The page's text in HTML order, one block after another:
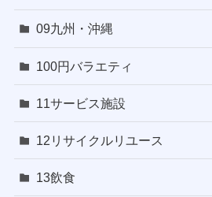
09九州・沖縄
100円バラエティ
11サービス施設
12リサイクルリユース
13飲食